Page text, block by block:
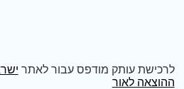
לרכישת עותק מודפס עבור לאתר
ההוצאה לאור